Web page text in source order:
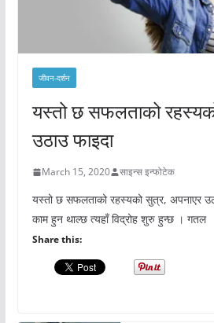
जीवन-दर्शन
यस्तो छ सफलताको
उठाउ फाइदा
March 15, 2020 साइन्स इन्फोटेक
यस्तो छ सफलताको रहस्यको सुत्र, अपनाएर
काम हुन थाल्छ त्यहाँ विद्रोह शुरु हुन्छ । गतल
Share this: